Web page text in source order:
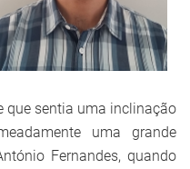
que sentia uma inclinação
uma grande
Fernandes, quando